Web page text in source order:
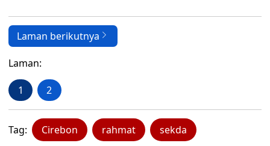
Laman berikutnya
Laman:
1 2
Tag: Cirebon rahmat sekda